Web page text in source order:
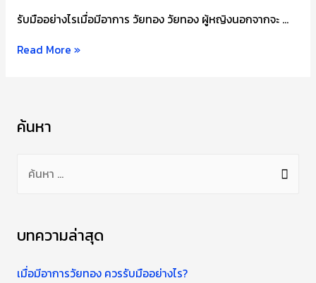
รับมืออย่างไรเมื่อมีอาการ วัยทอง วัยทอง ผู้หญิงนอกจากจะ …
เมื่อ
ทอง
รับมือ
Read More »
ค้นหา
า
ห
บทความล่าสุด
เมื่อมีอาการวัยทอง ควรรับมืออย่างไร?